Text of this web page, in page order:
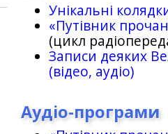
Унікальні
«Путівник
(цикл
Записи деяких
(відео, аудіо)
Аудіо-програми